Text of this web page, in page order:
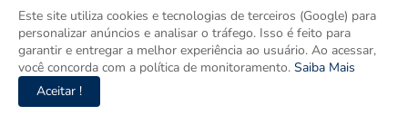
Este site utiliza cookies e tecnologias de terceiros (Google) para
personalizar anúncios e analisar o tráfego. Isso é feito para
garantir e entregar a melhor experiência ao usuário. Ao acessar,
você concorda com a política de monitoramento. Saiba Mais
Aceitar !